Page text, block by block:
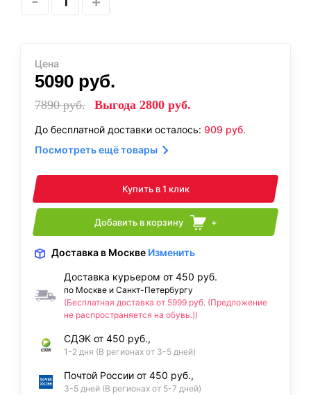
Цена
5090 руб.
7890руб. Выгода 2800 руб.
До бесплатной доставки осталось: 909 руб.
Посмотреть ещё товары
Купить в 1 клик
Добавить в корзину +
Доставка в Москве Изменить
Доставка курьером от 450 руб.
по Москве и Санкт-Петербургу
(Бесплатная доставка от 5999 руб. (Предложение
не распространяется на обувь.))
СДЭК от 450 руб.,
1-2 дня (В регионах от 3-5 дней)
Почтой России от 450 руб.,
3-5 дней (В регионах от 5-7 дней)